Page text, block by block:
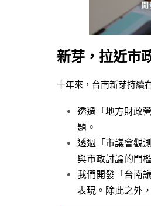
新芽，拉近市
十年來，台南新芽持續
透過「地方財政
題。
透過「市議會觀
與市政討論的門
我們開發「台南
表現。除此之外